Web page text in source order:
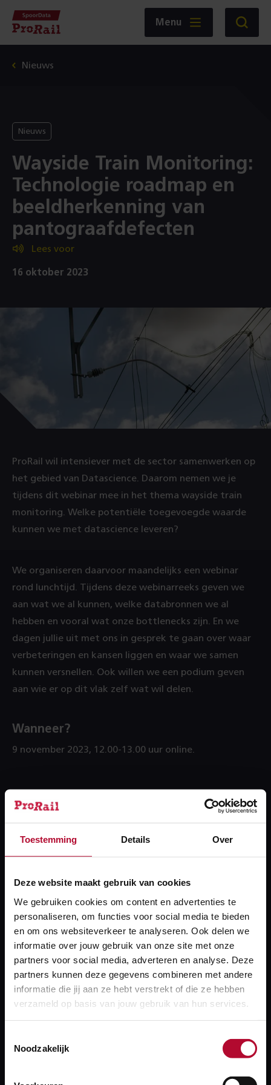
Toestemming Details Over
Deze website maakt gebruik van cookies
We gebruiken cookies om content en advertenties te
personaliseren, om functies voor social media te bieden
en om ons websiteverkeer te analyseren. Ook delen we
informatie over jouw gebruik van onze site met onze
partners voor social media, adverteren en analyse. Deze
partners kunnen deze gegevens combineren met andere
informatie die jij aan ze hebt verstrekt of die ze hebben
verzameld op basis van jouw gebruik van hun services.
Noodzakelijk
Navigatie
Homepage
ProRail
Menu Zoeken
Nieuws
Wayside Train Monitoring:
Technologie roadmap en
beeldherkenning van
pantograafdefecten
Nieuws
Lees voor
16 oktober 2023
ProRail wil intensiever met de sector samenwerken op
het gebied van Datascience. Daarom nemen we je
tijdens dit webinar mee in het thema wayside train
monitoring. Welke potentiële toegevoegde waarde
kunnen we met datascience leveren?
We organiseren daarvoor maandelijks een webinar
rond lunchtijd. Tijdens deze webinarreeks geven we
aan wat we al kunnen, welke databronnen we al
hebben en vooral wat onze bottlenecks zijn. En we
dagen jullie uit met ons in gesprek te gaan over waar
verbeteringen en kansen liggen en waar we samen
kunnen versnellen. Ook willen we een podium geven
aan wie er op dit vlak zelf wat wil delen.
Wanneer?
9 november 2023, 12.00-13.00 uur online.
Meld je hier aan
en spoor. Onderzocht wordt of de
door metingen aan treinen uit te voeren vanuit het
spoor (Wayside Train Monitoring). NS en ProRail
hebben hiervoor een roadmap opgesteld. Eén van de
onderdelen in deze roadmap is het monitoren van
eventuele schades aan pantografen door gebruik te
Inge Kalsbeek (NS Maintenance) en Paul Kootwijk
(ProRail Datalab) zullen tijdens het webinar deze